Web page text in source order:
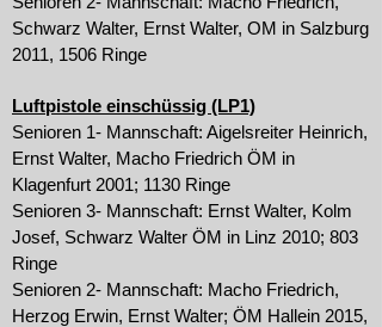
Schwarz Walter, Ernst Walter, OM in Salzburg
2011, 1506 Ringe
Luftpistole einschüssig (LP1)
Senioren 1- Mannschaft: Aigelsreiter Heinrich,
Ernst Walter, Macho Friedrich ÖM in
Klagenfurt 2001; 1130 Ringe
Senioren 3- Mannschaft: Ernst Walter, Kolm
Josef, Schwarz Walter ÖM in Linz 2010; 803
Ringe
Senioren 2- Mannschaft: Macho Friedrich,
Herzog Erwin, Ernst Walter; ÖM Hallein 2015,